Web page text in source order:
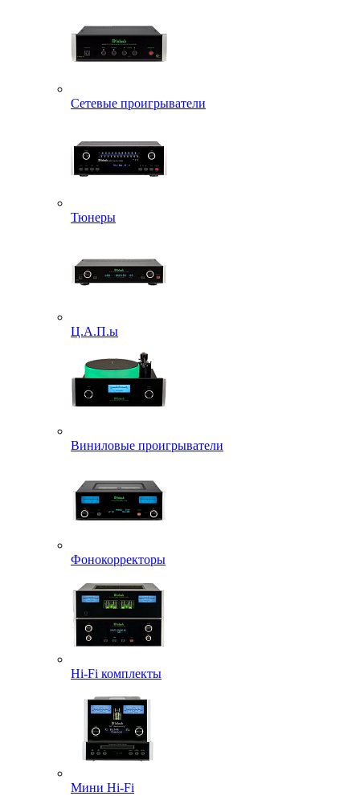
Сетевые проигрыватели
Тюнеры
Ц.А.П.ы
Виниловые проигрыватели
Фонокорректоры
Hi-Fi комплекты
Мини Hi-Fi